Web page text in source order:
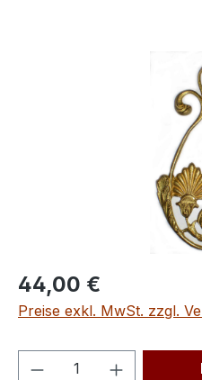
Regulärer Preis:
44,00 €
Preise exkl. MwSt. zzgl.
Produkt Anzahl: